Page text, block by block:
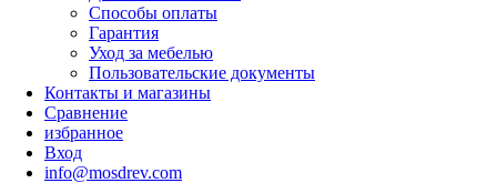
Способы оплаты
Гарантия
Уход за мебелью
Пользовательские документы
Контакты и магазины
Сравнение
избранное
Вход
info@mosdrev.com